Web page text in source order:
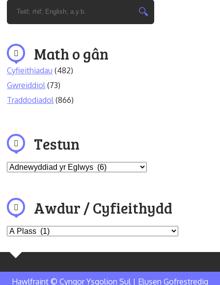
Math o gân
Cyfieithiadau (482)
Gwreiddiol (73)
Traddodiadol (866)
Testun
Awdur / Cyfieithydd
Hawlfraint © Cyngor Ysgolion Sul | Elusen Gofrestredig